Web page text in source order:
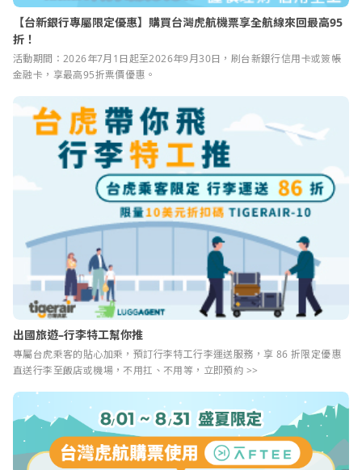
【台新銀行專屬限定優惠】購買台灣虎航機票享全航線來回最高95
折！
活動期間：2026年7月1日起至2026年9月30日，刷台新銀行信用卡或簽帳
金融卡，享最高95折票價優惠。
出國旅遊–行李特工幫你推
專屬台虎乘客的貼心加乘，預訂行李特工行李運送服務，享 86 折限定優惠
直送行李至飯店或機場，不用扛、不用等，立即預約 >>